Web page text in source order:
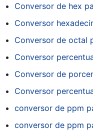
Conversor de hex
Conversor
Conversor de octal
Conversor
Conversor de
Conversor
conversor de ppm
conversor de ppm